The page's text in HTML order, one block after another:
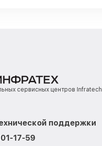
сервисных центров Infratech
поддержки
17-59